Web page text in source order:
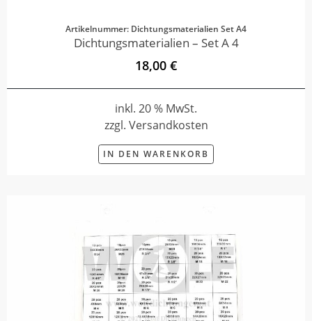
Artikelnummer: Dichtungsmaterialien Set A4
Dichtungsmaterialien – Set A 4
18,00 €
inkl. 20 % MwSt.
zzgl. Versandkosten
IN DEN WARENKORB